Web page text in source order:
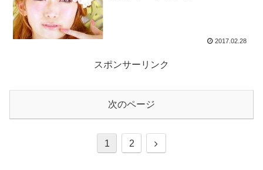
2017.02.28
スポンサーリンク
次のページ
1 2
次